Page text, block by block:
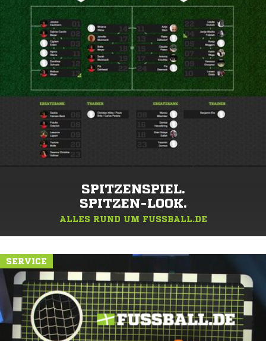
SPITZENSPIEL.
SPITZEN-LOOK.
ALLES RUND UM FUSSBALL.DE
SERVICE